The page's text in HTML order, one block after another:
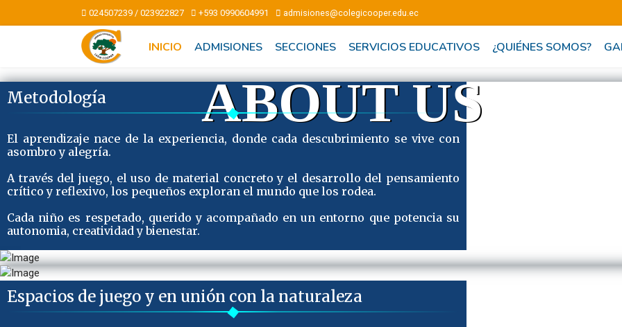
024507239 / 023922827 +593 0990604991 admisiones@colegicooper.edu.ec
INICIO ADMISIONES SECCIONES SERVICIOS EDUCATIVOS ¿QUIÉNES SOMOS?
ABOUT US
Metodología
El aprendizaje nace de la experiencia, donde cada descubrimiento se vive con
asombro y alegría.
A través del juego, el uso de material concreto y el desarrollo del pensamiento
crítico y reflexivo, los pequeños exploran el mundo que los rodea.
Cada niño es respetado, querido y acompañado en un entorno que potencia su
autonomia, creatividad y bienestar.
Espacios de juego y en unión con la naturaleza